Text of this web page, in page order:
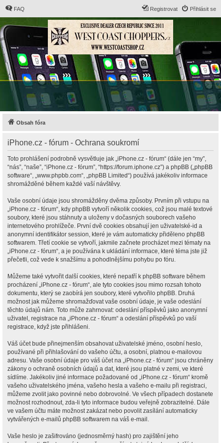
FAQ Přihlásit se
Registrovat
Obsah fóra
iPhone.cz - fórum - Ochrana soukromí
Toto prohlášení podrobně vysvětluje jak „iPhone.cz - fórum“ (dále jen “my”,
“nás”, “naše”, “iPhone.cz - fórum”, “https://forum.iphone.cz”) a phpBB („phpBB
software“, „www.phpbb.com“, „phpBB Limited“) používá jakékoliv informace
shromážděné během každé vaší návštěvy.
Vaše osobní údaje jsou shromážděny dvěma způsoby. Prvním při vstupu na
„iPhone.cz - fórum“, kdy phpBB vytvoří několik cookies, což jsou malé textové
soubory, které jsou stáhnuty a uloženy v dočasných souborech vašeho
internetového prohlížeče. První dvě cookies obsahují jen uživatelské-id a
anonymní identifikátor session, které je vám automaticky přiděleno phpBB
softwarem. Třetí cookie se vytvoří, jakmile začnete procházet mezi tématy na
„iPhone.cz - fórum“, a je používána k ukládání informace, které téma jste již
přečetli, což vede k snažšímu a pohodlnějšímu pohybu po fóru.
Můžeme také vytvořit další cookies, které nepatří k phpBB software během
procházení „iPhone.cz - fórum“, ale tyto cookies jsou mimo rozsah tohoto
dokumentu, který se zaobírá jen soubory, které vytvořilo phpBB. Druhá
možnost jak můžeme shromažďovat vaše osobní údaje, je vaše odeslání
těchto údajů nám. Toto může zahrnovat: odeslání příspěvků jako anonymní
uživatel, registrace na „iPhone.cz - fórum“ a odeslání příspěvků po vaší
registrace, když jste přihlášeni.
Váš účet bude přinejmenším obsahovat uživatelské jméno, osobní heslo,
používané při přihlašování do vašeho účtu, a osobní, platnou e-mailovou
adresu. Vaše osobní údaje pro váš účet na „iPhone.cz - fórum“ jsou chráněny
zákony o ochraně osobních údajů a dat, které jsou platné v zemi, ve které
sídlíme. Jakékoliv jiné informace požadované od „iPhone.cz - fórum“ kromě
vašeho uživatelského jména, vašeho hesla a vašeho e-mailu při registraci,
můžeme zvolit jako povinné nebo dobrovolné. Ve všech případech dostanete
možnost rozhodnout, zda-li tyto informace budou veřejně zobrazitelné. Dále
ve vašem účtu máte možnost zakázat nebo povolit zasílání automaticky
vytvářených e-mailů phpBB softwarem na váš e-mail.
Vaše heslo je zašifrováno (jednosměrný hash) pro zajištění jeho